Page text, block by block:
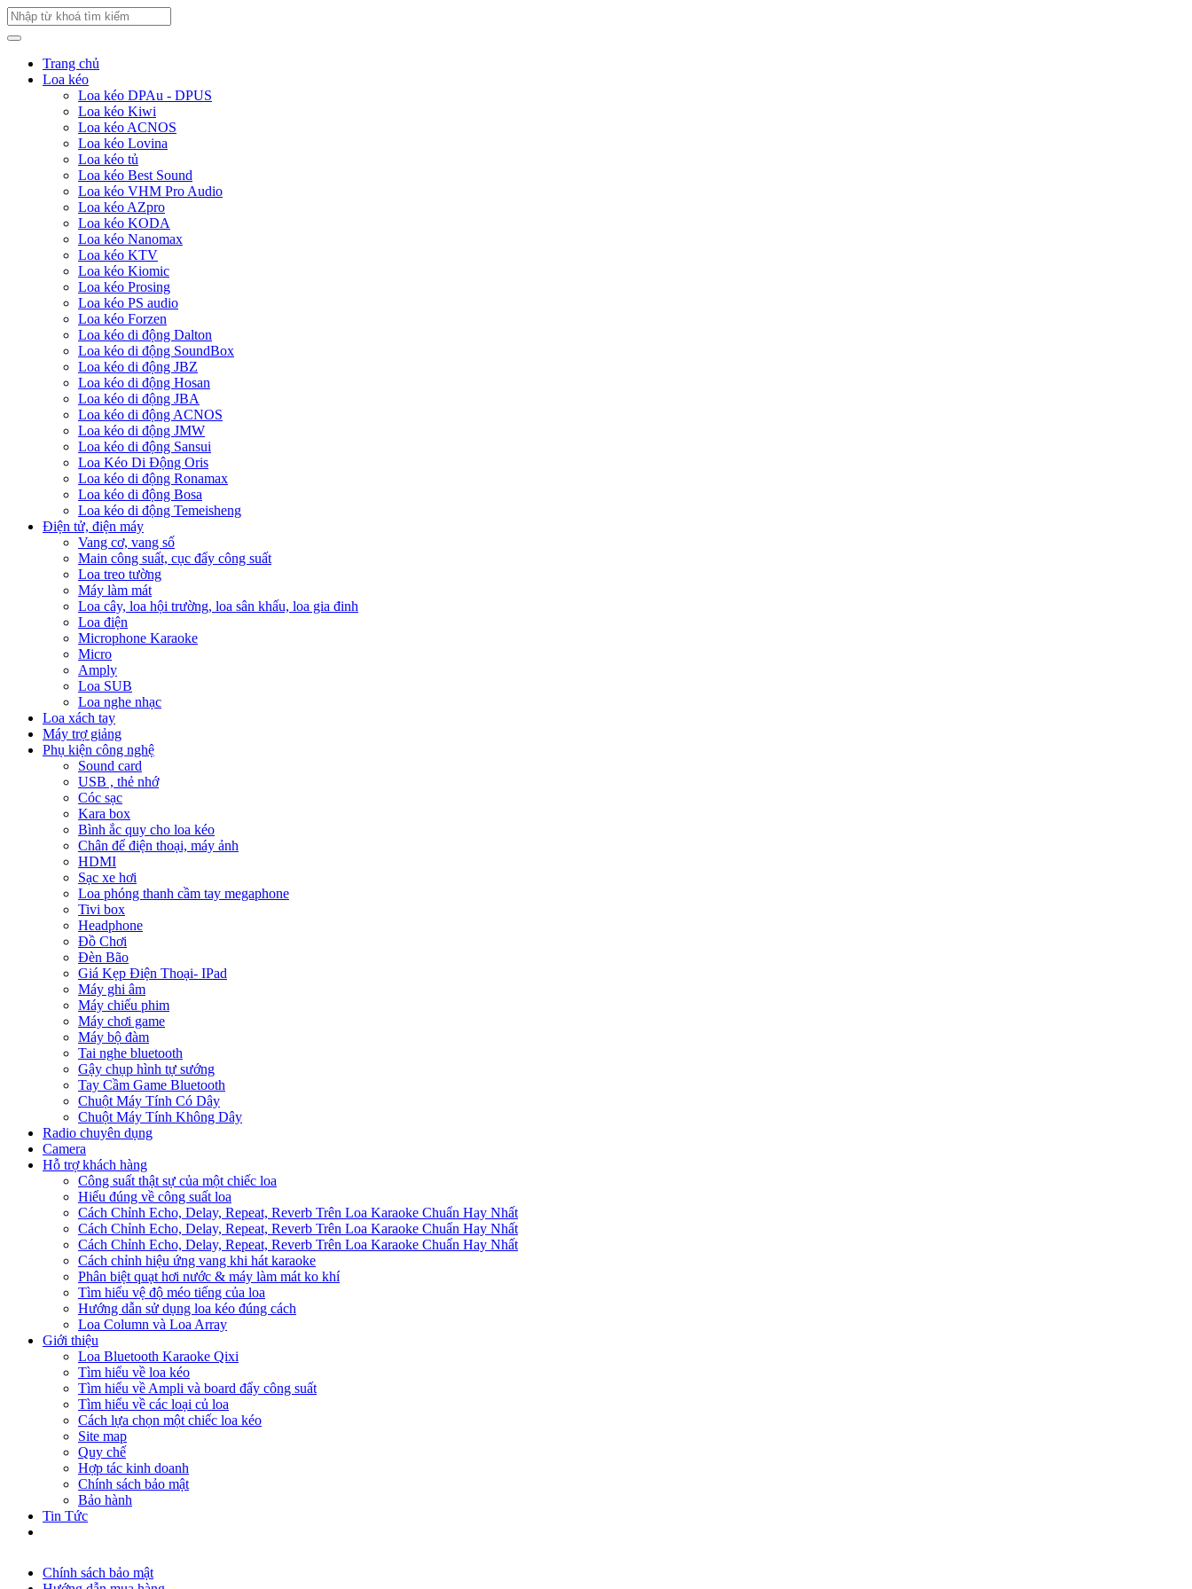
Trang chủ
Loa kéo
Loa kéo DPAu - DPUS
Loa kéo Kiwi
Loa kéo ACNOS
Loa kéo Lovina
Loa kéo tủ
Loa kéo Best Sound
Loa kéo VHM Pro Audio
Loa kéo AZpro
Loa kéo KODA
Loa kéo Nanomax
Loa kéo KTV
Loa kéo Kiomic
Loa kéo Prosing
Loa kéo PS audio
Loa kéo Forzen
Loa kéo di động Dalton
Loa kéo di động SoundBox
Loa kéo di động JBZ
Loa kéo di động Hosan
Loa kéo di động JBA
Loa kéo di động ACNOS
Loa kéo di động JMW
Loa kéo di động Sansui
Loa Kéo Di Động Oris
Loa kéo di động Ronamax
Loa kéo di động Bosa
Loa kéo di động Temeisheng
Điện tử, điện máy
Vang cơ, vang số
Main công suất, cục đẩy công suất
Loa treo tường
Máy làm mát
Loa cây, loa hội trường, loa sân khấu, loa gia đinh
Loa điện
Microphone Karaoke
Micro
Amply
Loa SUB
Loa nghe nhạc
Loa xách tay
Máy trợ giảng
Phụ kiện công nghệ
Sound card
USB , thẻ nhớ
Cóc sạc
Kara box
Bình ắc quy cho loa kéo
Chân để điện thoại, máy ảnh
HDMI
Sạc xe hơi
Loa phóng thanh cầm tay megaphone
Tivi box
Headphone
Đồ Chơi
Đèn Bão
Giá Kẹp Điện Thoại- IPad
Máy ghi âm
Máy chiếu phim
Máy chơi game
Máy bộ đàm
Tai nghe bluetooth
Gậy chụp hình tự sướng
Tay Cầm Game Bluetooth
Chuột Máy Tính Có Dây
Chuột Máy Tính Không Dây
Radio chuyên dụng
Camera
Hỗ trợ khách hàng
Công suất thật sự của một chiếc loa
Hiểu đúng về công suất loa
Cách Chỉnh Echo, Delay, Repeat, Reverb Trên Loa Karaoke Chuẩn Hay Nhất
Cách Chỉnh Echo, Delay, Repeat, Reverb Trên Loa Karaoke Chuẩn Hay Nhất
Cách Chỉnh Echo, Delay, Repeat, Reverb Trên Loa Karaoke Chuẩn Hay Nhất
Cách chỉnh hiệu ứng vang khi hát karaoke
Phân biệt quạt hơi nước & máy làm mát ko khí
Tìm hiểu vệ độ méo tiếng của loa
Hướng dẫn sử dụng loa kéo đúng cách
Loa Column và Loa Array
Giới thiệu
Loa Bluetooth Karaoke Qixi
Tìm hiểu về loa kéo
Tìm hiểu về Ampli và board đẩy công suất
Tìm hiểu về các loại củ loa
Cách lựa chọn một chiếc loa kéo
Site map
Quy chế
Hợp tác kinh doanh
Chính sách bảo mật
Bảo hành
Tin Tức
Chính sách bảo mật